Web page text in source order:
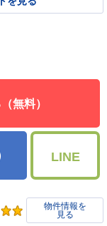
無料）
LINE
物件情報を
見る